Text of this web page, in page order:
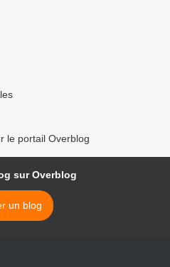
le portail Overblog
sur Overblog
un blog